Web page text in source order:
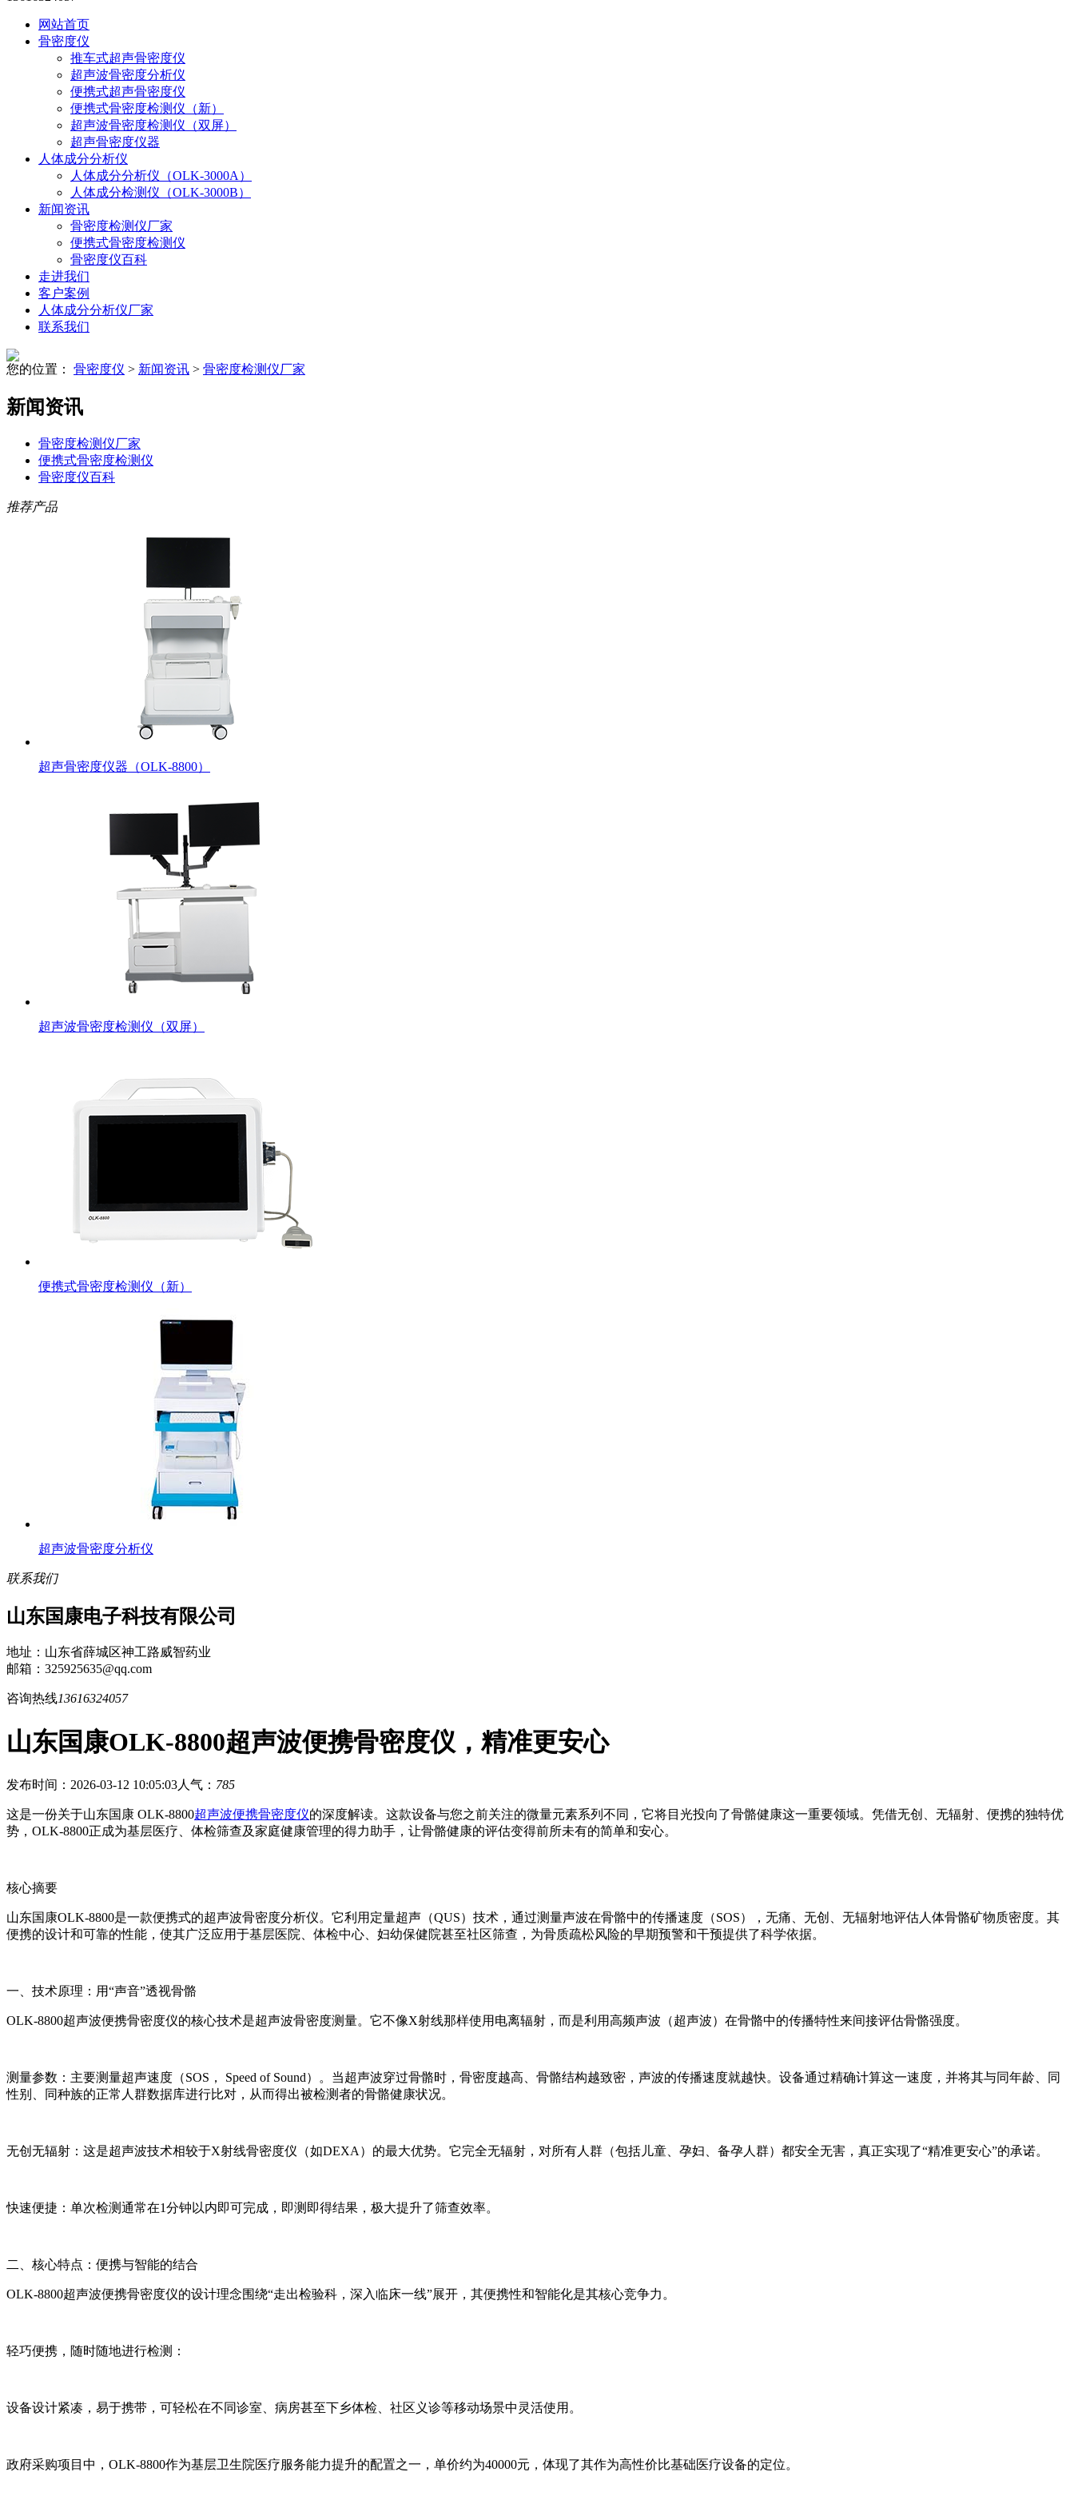
网站首页
骨密度仪
推车式超声骨密度仪
超声波骨密度分析仪
便携式超声骨密度仪
便携式骨密度检测仪（新）
超声波骨密度检测仪（双屏）
超声骨密度仪器
人体成分分析仪
人体成分分析仪（OLK-3000A）
人体成分检测仪（OLK-3000B）
新闻资讯
骨密度检测仪厂家
便携式骨密度检测仪
骨密度仪百科
走进我们
客户案例
人体成分分析仪厂家
联系我们
您的位置： 骨密度仪 > 新闻资讯 > 骨密度检测仪厂家
新闻资讯
骨密度检测仪厂家
便携式骨密度检测仪
骨密度仪百科
推荐产品
超声骨密度仪器（OLK-8800）
超声波骨密度检测仪（双屏）
便携式骨密度检测仪（新）
超声波骨密度分析仪
联系我们
山东国康电子科技有限公司
地址：山东省薛城区神工路威智药业
邮箱：325925635@qq.com
咨询热线13616324057
山东国康OLK-8800超声波便携骨密度仪，精准更安心
发布时间：2026-03-12 10:05:03人气： 785
这是一份关于山东国康 OLK-8800超声波便携骨密度仪的深度解读。这款设备与您之前关注的微量元素系列不同，它将目光投向了骨骼健康这一重要领域。凭借无创、无辐射、便携的独特优
势，OLK-8800正成为基层医疗、体检筛查及家庭健康管理的得力助手，让骨骼健康的评估变得前所未有的简单和安心。
核心摘要
山东国康OLK-8800是一款便携式的超声波骨密度分析仪。它利用定量超声（QUS）技术，通过测量声波在骨骼中的传播速度（SOS），无痛、无创、无辐射地评估人体骨骼矿物质密度。其
便携的设计和可靠的性能，使其广泛应用于基层医院、体检中心、妇幼保健院甚至社区筛查，为骨质疏松风险的早期预警和干预提供了科学依据。
一、技术原理：用“声音”透视骨骼
OLK-8800超声波便携骨密度仪的核心技术是超声波骨密度测量。它不像X射线那样使用电离辐射，而是利用高频声波（超声波）在骨骼中的传播特性来间接评估骨骼强度。
测量参数：主要测量超声速度（SOS， Speed of Sound）。当超声波穿过骨骼时，骨密度越高、骨骼结构越致密，声波的传播速度就越快。设备通过精确计算这一速度，并将其与同年龄、同
性别、同种族的正常人群数据库进行比对，从而得出被检测者的骨骼健康状况。
无创无辐射：这是超声波技术相较于X射线骨密度仪（如DEXA）的最大优势。它完全无辐射，对所有人群（包括儿童、孕妇、备孕人群）都安全无害，真正实现了“精准更安心”的承诺。
快速便捷：单次检测通常在1分钟以内即可完成，即测即得结果，极大提升了筛查效率。
二、核心特点：便携与智能的结合
OLK-8800超声波便携骨密度仪的设计理念围绕“走出检验科，深入临床一线”展开，其便携性和智能化是其核心竞争力。
轻巧便携，随时随地进行检测：
设备设计紧凑，易于携带，可轻松在不同诊室、病房甚至下乡体检、社区义诊等移动场景中灵活使用。
政府采购项目中，OLK-8800作为基层卫生院医疗服务能力提升的配置之一，单价约为40000元，体现了其作为高性价比基础医疗设备的定位。